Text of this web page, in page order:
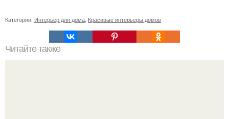
Категории: Интерьер для дома Красивые интерьеры домов
Читайте также